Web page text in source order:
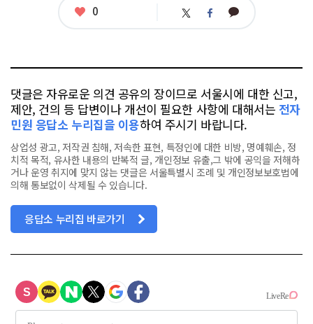
좋
0 트 페 카
댓글은 자유로운 의견 공유의 장이므로 서울시에 대한 신고,
제안, 건의 등 답변이나 개선이 필요한 사항에 대해서는 전자
민원 응답소 누리집을 이용하여 주시기 바랍니다.
상업성 광고, 저작권 침해, 저속한 표현, 특정인에 대한 비방, 명예훼손, 정
치적 목적, 유사한 내용의 반복적 글, 개인정보 유출,그 밖에 공익을 저해하
거나 운영 취지에 맞지 않는 댓글은 서울특별시 조례 및 개인정보보호법에
의해 통보없이 삭제될 수 있습니다.
응답소 누리집 바로가기